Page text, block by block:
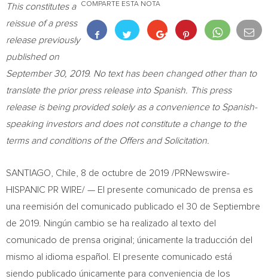
COMPARTE ESTA NOTA
This constitutes a
reissue of a press
release previously
published on
September 30, 2019. No text has been changed other than to
translate the prior press release into Spanish. This press
release is being provided solely as a convenience to Spanish-
speaking investors and does not constitute a change to the
terms and conditions of the Offers and Solicitation.
SANTIAGO, Chile , 8 de octubre de 2019 /PRNewswire-
HISPANIC PR WIRE/ — El presente comunicado de prensa es
una reemisión del comunicado publicado el 30 de Septiembre
de 2019. Ningún cambio se ha realizado al texto del
comunicado de prensa original; únicamente la traducción del
mismo al idioma español. El presente comunicado está
siendo publicado únicamente para conveniencia de los